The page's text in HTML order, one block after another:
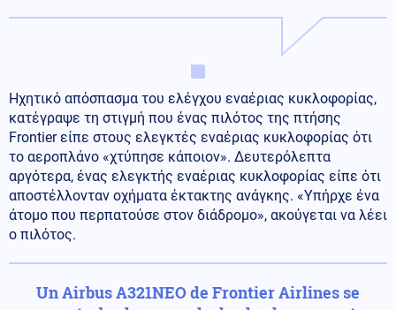
Ηχητικό απόσπασμα του ελέγχου εναέριας κυκλοφορίας,
κατέγραψε τη στιγμή που ένας πιλότος της πτήσης
Frontier είπε στους ελεγκτές εναέριας κυκλοφορίας ότι
το αεροπλάνο «χτύπησε κάποιον». Δευτερόλεπτα
αργότερα, ένας ελεγκτής εναέριας κυκλοφορίας είπε ότι
αποστέλλονταν οχήματα έκτακτης ανάγκης. «Υπήρχε ένα
άτομο που περπατούσε στον διάδρομο», ακούγεται να λέει
ο πιλότος.
Un Airbus A321NEO de Frontier Airlines se